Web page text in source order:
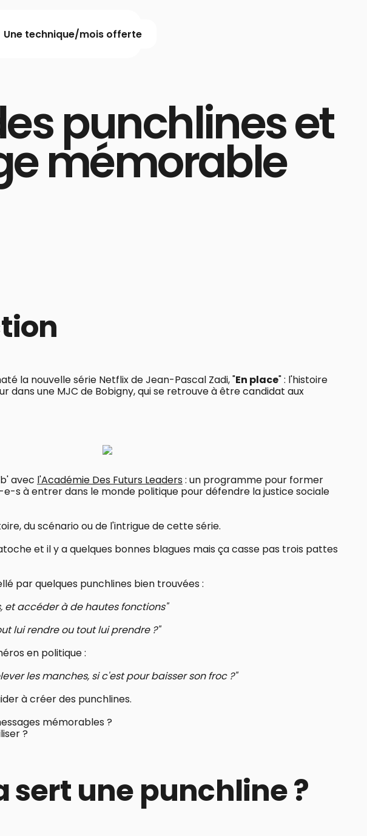
Une technique/mois offerte
punchlines et
mémorable
la nouvelle série Netflix de Jean-Pascal Zadi, "En place" : l'histoire
dans une MJC de Bobigny, qui se retrouve à être candidat aux
avec l'Académie Des Futurs Leaders: un programme pour former
s à entrer dans le monde politique pour défendre la justice sociale
du scénario ou de l'intrigue de cette série.
et il y a quelques bonnes blagues mais ça casse pas trois pattes
par quelques punchlines bien trouvées :
et accéder à de hautes fonctions"
lui rendre ou tout lui prendre ?"
en politique :
les manches, si c'est pour baisser son froc ?"
à créer des punchlines.
mémorables ?
?
sert une punchline ?